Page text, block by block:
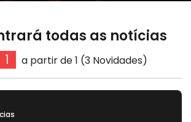
todas as notícias
a partir de 1 (3 Novidades)